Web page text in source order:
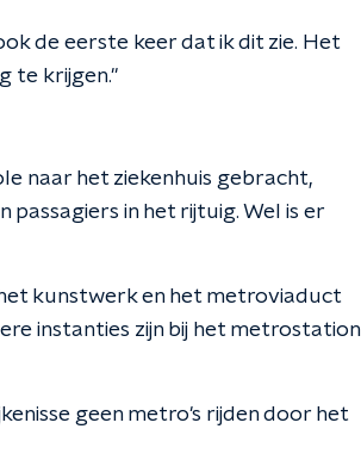
de eerste keer dat ik dit zie. Het
te krijgen."
naar het ziekenhuis gebracht,
in het rijtuig. Wel is er
kunstwerk en het metroviaduct
instanties zijn bij het metrostation
geen metro's rijden door het